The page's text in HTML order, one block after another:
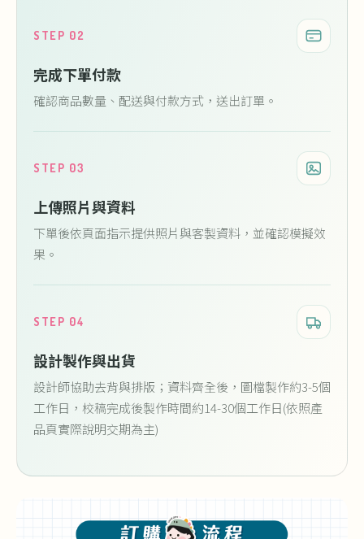
STEP 02
完成下單付款
確認商品數量、配送與付款方式，送出訂單。
STEP 03
上傳照片與資料
下單後依頁面指示提供照片與客製資料，並確認模擬效
果。
STEP 04
設計製作與出貨
設計師協助去背與排版；資料齊全後，圖檔製作約3-5個
工作日，校稿完成後製作時間約14-30個工作日(依照產
品頁實際說明交期為主)